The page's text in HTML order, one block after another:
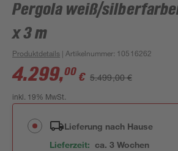
Pergola weiß/
x 3 m
Produktdetails | Artikelnummer: 10516262
4.299,00 € 5.499,00 €
inkl. 19% MwSt.
Lieferung nach Hause
Lieferzeit: ca. 3 Wochen